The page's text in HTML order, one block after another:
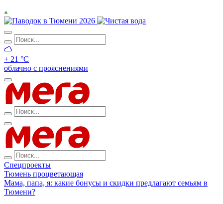
+ 21 °С
облачно с прояснениями
Спецпроекты
Тюмень процветающая
Мама, папа, я: какие бонусы и скидки предлагают семьям в
Тюмени?